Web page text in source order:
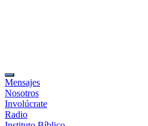
Mensajes
Nosotros
Involúcrate
Radio